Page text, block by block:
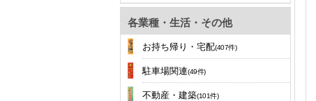
各業種・生活・その他
お持ち帰り・宅配(407件)
駐車場関連(49件)
不動産・建築(101件)